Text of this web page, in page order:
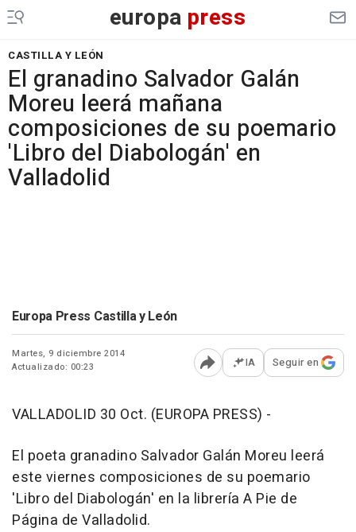
europa press
CASTILLA Y LEÓN
El granadino Salvador Galán
Moreu leerá mañana
composiciones de su poemario
'Libro del Diabologán' en
Valladolid
Europa Press Castilla y León
Martes, 9 diciembre 2014
Actualizado: 00:23
Abrir opciones para
IA Seguir en
VALLADOLID 30 Oct. (EUROPA PRESS) -
El poeta granadino Salvador Galán Moreu leerá
este viernes composiciones de su poemario
'Libro del Diabologán' en la librería A Pie de
Página de Valladolid.